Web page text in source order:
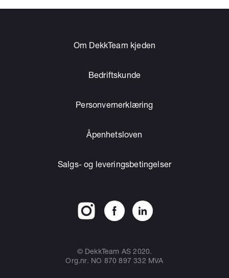
Om DekkTeam kjeden
Bedriftskunde
Personvernerklæring
Åpenhetsloven
Salgs- og leveringsbetingelser
© DekkTeam AS 2020.
Org.nr. NO 870 897 332 MVA